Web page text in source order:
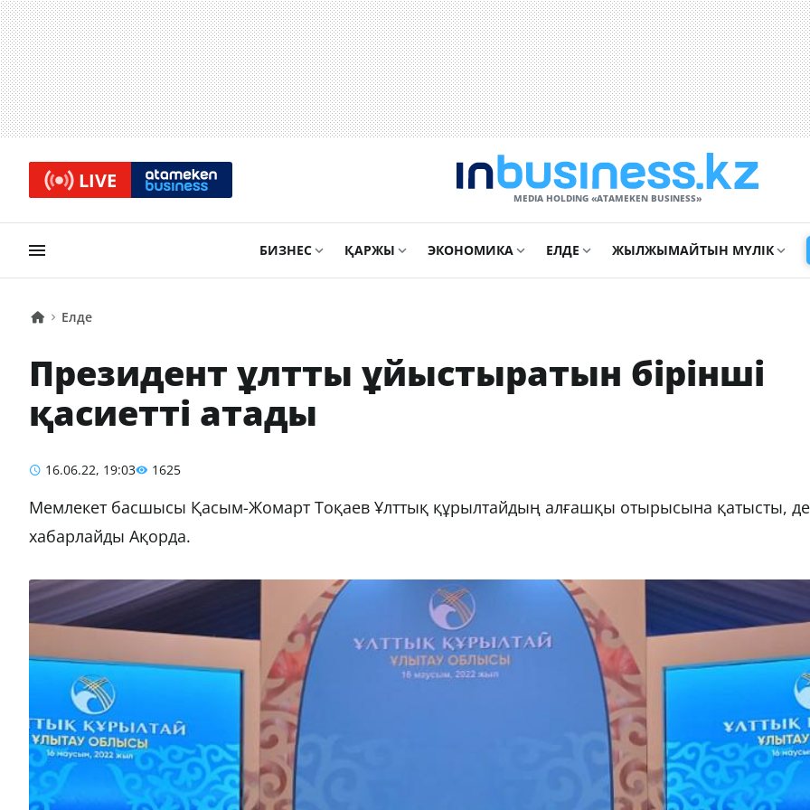
LIVE
MEDIA HOLDING «ATAMEKЕN BUSINESS»
БИЗНЕС ҚАРЖЫ ЭКОНОМИКА ЕЛДЕ ЖЫЛЖЫМАЙТЫН МҮЛІК
Елде
Президент ұлтты ұйыстыратын бірінші
қасиетті атады
16.06.22, 19:03 1625
Мемлекет басшысы Қасым-Жомарт Тоқаев Ұлттық құрылтайдың алғашқы отырысына қатысты,
хабарлайды Ақорда.